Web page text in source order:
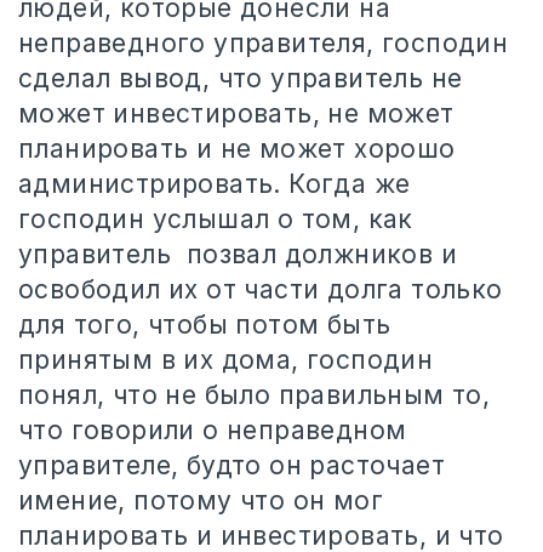
людей, которые донесли на
неправедного управителя, господин
сделал вывод, что управитель не
может инвестировать, не может
планировать и не может хорошо
администрировать. Когда же
господин услышал о том, как
управитель позвал должников и
освободил их от части долга только
для того, чтобы потом быть
принятым в их дома, господин
понял, что не было правильным то,
что говорили о неправедном
управителе, будто он расточает
имение, потому что он мог
планировать и инвестировать, и что